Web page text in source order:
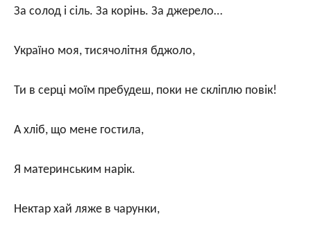
За солод і сіль. За корінь. За джерело…
Україно моя, тисячолітня бджоло,
Ти в серці моїм пребудеш, поки не скліплю повік!
А хліб, що мене гостила,
Я материнським нарік.
Нектар хай ляже в чарунки,